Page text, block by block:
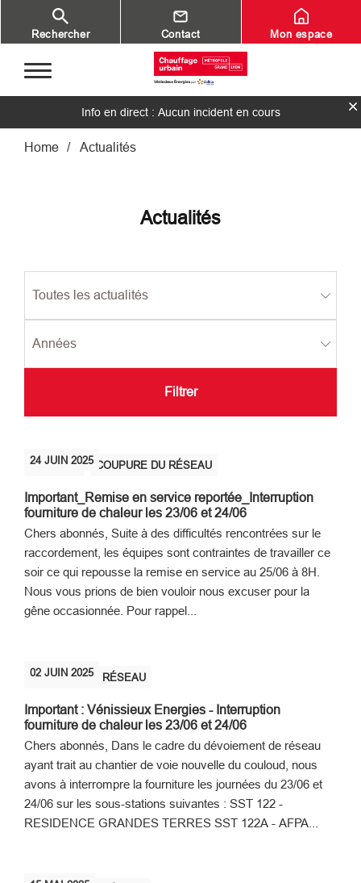
Aller au contenu principal
Rechercher Contact Mon espace
Info en direct : Aucun incident en cours
Fil d'Ariane
Home Actualités
Actualités
Filtrer
24JUIN 2025
Important_Remise en service reportée_Interruption
fourniture de chaleur les 23/06 et 24/06
Chers abonnés, Suite à des difficultés rencontrées sur le
raccordement, les équipes sont contraintes de travailler ce
soir ce qui repousse la remise en service au 25/06 à 8H.
Nous vous prions de bien vouloir nous excuser pour la
gêne occasionnée. Pour rappel...
TRAVAUX COUPURE DU RÉSEAU
02 JUIN 2025
Important : Vénissieux Energies - Interruption
fourniture de chaleur les 23/06 et 24/06
Chers abonnés, Dans le cadre du dévoiement de réseau
ayant trait au chantier de voie nouvelle du couloud, nous
avons à interrompre la fourniture les journées du 23/06 et
24/06 sur les sous-stations suivantes : SST 122 -
RESIDENCE GRANDES TERRES SST 122A - AFPA...
COUPURE DU RÉSEAU